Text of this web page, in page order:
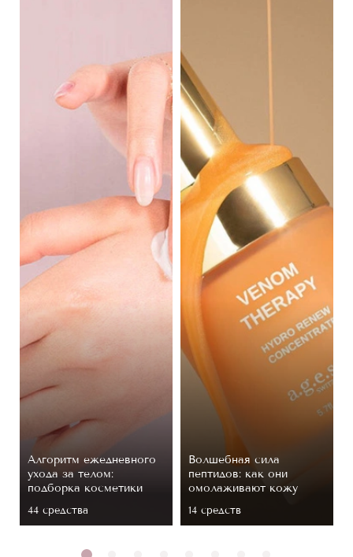
Алгоритм ежедневного
ухода за телом:
подборка косметики
44 средствa
Волшебная сила
пептидов: как они
омолаживают кожу
14 средств